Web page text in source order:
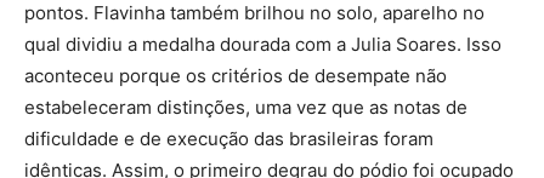
pontos. Flavinha também brilhou no solo, aparelho no
qual dividiu a medalha dourada com a Julia Soares. Isso
aconteceu porque os critérios de desempate não
estabeleceram distinções, uma vez que as notas de
dificuldade e de execução das brasileiras foram
idênticas. Assim, o primeiro degrau do pódio foi ocupado